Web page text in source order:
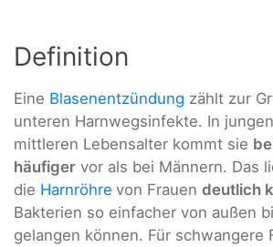
Definition
Eine Blasenentzündung zählt zur
unteren Harnwegsinfekte. In
mittleren Lebensalter kommt sie
häufiger vor als bei Männern. Das
die Harnröhre von Frauen deutlich
Bakterien so einfacher von außen
gelangen können. Für schwangere